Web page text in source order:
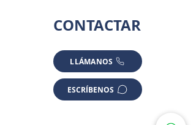
CONTACTAR
LLÁMANOS
ESCRÍBENOS